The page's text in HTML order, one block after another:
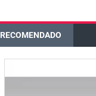
RECOMENDADO